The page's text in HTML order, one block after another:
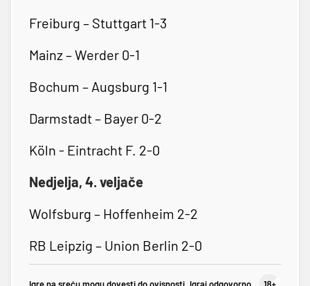
Freiburg – Stuttgart 1-3
Mainz – Werder 0-1
Bochum – Augsburg 1-1
Darmstadt – Bayer 0-2
Köln - Eintracht F. 2-0
Nedjelja, 4. veljače
Wolfsburg – Hoffenheim 2-2
RB Leipzig – Union Berlin 2-0